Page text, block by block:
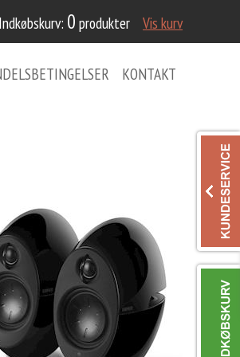
Indkøbskurv: 0 produkter Vis kurv
KONTAKT